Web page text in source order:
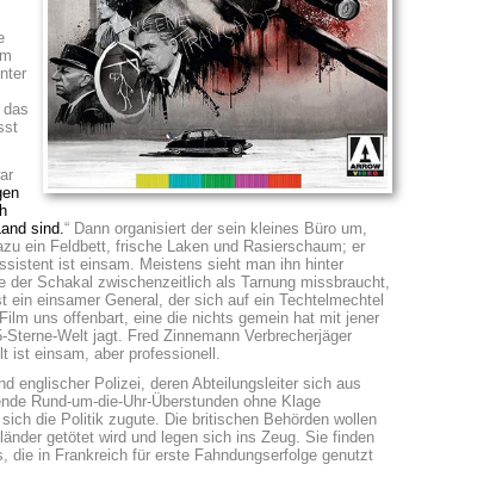
sind.“ Dann organisiert der sein kleines Büro um,
ein Feldbett, frische Laken und Rasierschaum; er
ist einsam. Meistens sieht man ihn hinter
der Schakal zwischenzeitlich als Tarnung missbraucht,
einsamer General, der sich auf ein Techtelmechtel
uns offenbart, eine die nichts gemein hat mit jener
Welt jagt. Fred Zinnemann Verbrecherjäger
ist einsam, aber professionell.
englischer Polizei, deren Abteilungsleiter sich aus
Rund-um-die-Uhr-Überstunden ohne Klage
die Politik zugute. Die britischen Behörden wollen
getötet wird und legen sich ins Zeug. Sie finden
die in Frankreich für erste Fahndungserfolge genutzt